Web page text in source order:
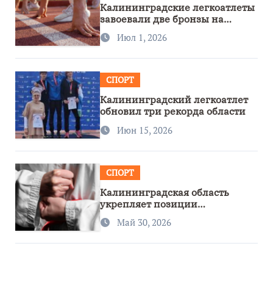
Калининградские легкоатлеты
завоевали две бронзы на
первенстве России
Июл 1, 2026
СПОРТ
Калининградский легкоатлет
обновил три рекорда области
Июн 15, 2026
СПОРТ
Калининградская область
укрепляет позиции
спортивного региона
Май 30, 2026